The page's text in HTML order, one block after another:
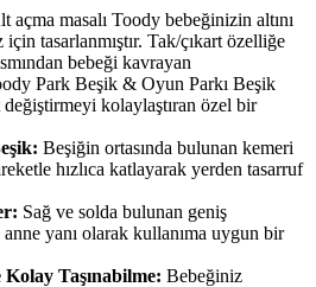
açma masalı Toody bebeğinizin altını
tasarlanmıştır. Tak/çıkart özelliğe
bebeği kavrayan
Park Beşik & Oyun Parkı Beşik
değiştirmeyi kolaylaştıran özel bir
Beşiğin ortasında bulunan kemeri
hızlıca katlayarak yerden tasarruf
Sağ ve solda bulunan geniş
yanı olarak kullanıma uygun bir
Taşınabilme: Bebeğiniz